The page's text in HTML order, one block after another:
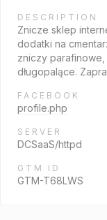
DESCRIPTION
Znicze sklep
dodatki na
zniczy
długopalące.
FACEBOOK
profile.php
SERVER
DCSaaS/httpd
GTM ID
GTM-T68LWS